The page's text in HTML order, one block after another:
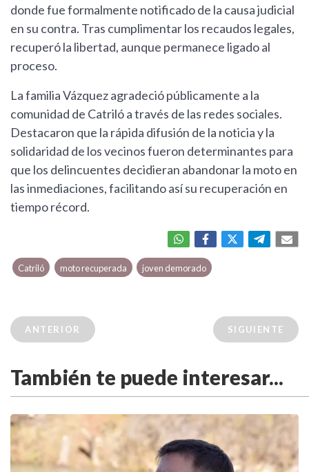
donde fue formalmente notificado de la causa judicial
en su contra. Tras cumplimentar los recaudos legales,
recuperó la libertad, aunque permanece ligado al
proceso.
La familia Vázquez agradeció públicamente a la
comunidad de Catriló a través de las redes sociales.
Destacaron que la rápida difusión de la noticia y la
solidaridad de los vecinos fueron determinantes para
que los delincuentes decidieran abandonar la moto en
las inmediaciones, facilitando así su recuperación en
tiempo récord.
Catriló moto recuperada joven demorado
ANTERIOR SIGUIENTE
También te puede interesar...